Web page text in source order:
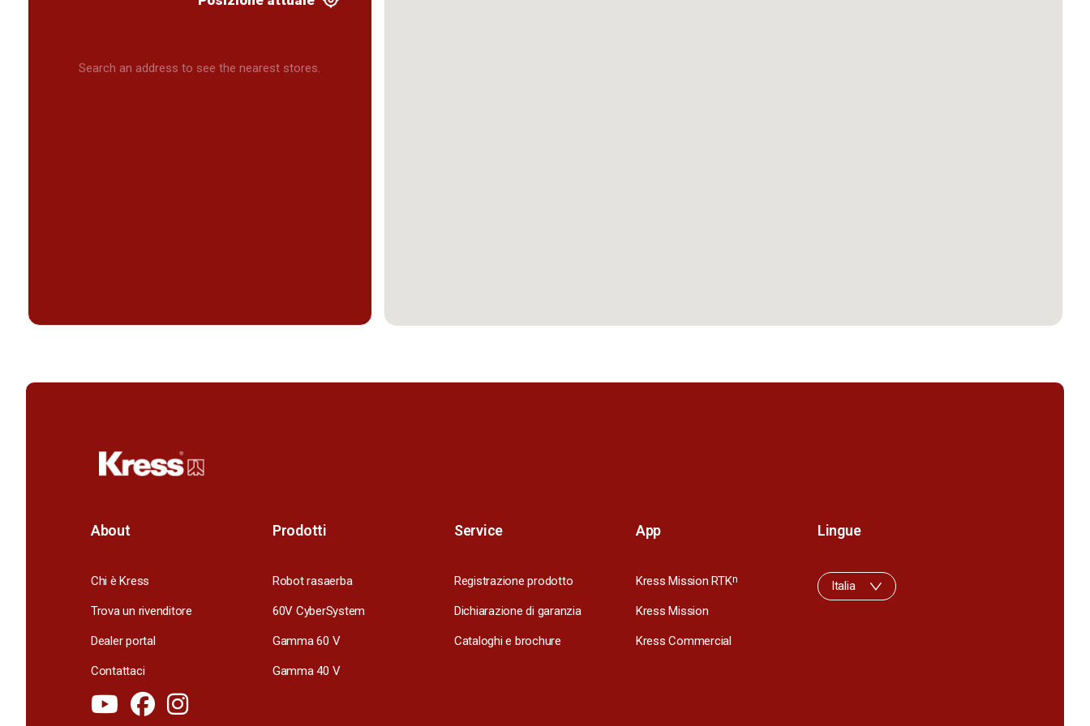
Search an address to see the nearest stores.
About
Chi è Kress
Trova un rivenditore
Dealer portal
Contattaci
Prodotti
Robot rasaerba
60V CyberSystem
Gamma 60 V
Gamma 40 V
Service
Registrazione prodotto
Dichiarazione di garanzia
Cataloghi e brochure
App
Kress Mission RTKn
Kress Mission
Kress Commercial
Lingue
Italia